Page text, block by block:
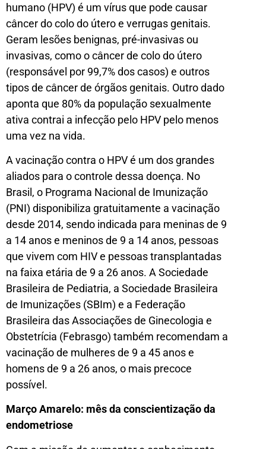
humano (HPV) é um vírus que pode causar
câncer do colo do útero e verrugas genitais.
Geram lesões benignas, pré-invasivas ou
invasivas, como o câncer de colo do útero
(responsável por 99,7% dos casos) e outros
tipos de câncer de órgãos genitais. Outro dado
aponta que 80% da população sexualmente
ativa contrai a infecção pelo HPV pelo menos
uma vez na vida.
A vacinação contra o HPV é um dos grandes
aliados para o controle dessa doença. No
Brasil, o Programa Nacional de Imunização
(PNI) disponibiliza gratuitamente a vacinação
desde 2014, sendo indicada para meninas de 9
a 14 anos e meninos de 9 a 14 anos, pessoas
que vivem com HIV e pessoas transplantadas
na faixa etária de 9 a 26 anos. A Sociedade
Brasileira de Pediatria, a Sociedade Brasileira
de Imunizações (SBIm) e a Federação
Brasileira das Associações de Ginecologia e
Obstetrícia (Febrasgo) também recomendam a
vacinação de mulheres de 9 a 45 anos e
homens de 9 a 26 anos, o mais precoce
possível.
Março Amarelo: mês da conscientização da
endometriose